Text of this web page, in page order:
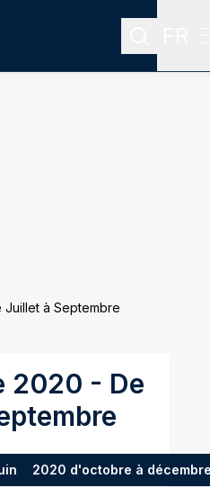
à Septembre
2020 - De
2020 d'octobre à